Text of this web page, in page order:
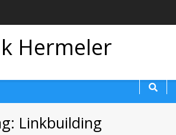
Hermeler
Linkbuilding